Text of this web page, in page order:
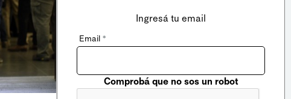
Ingresá tu email
Email *
Comprobá que no sos un robot